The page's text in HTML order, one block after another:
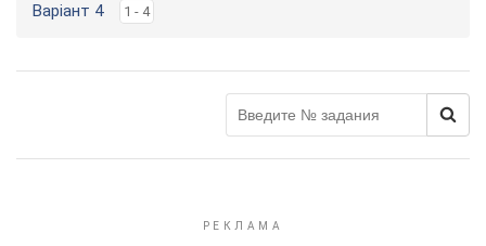
Варіант 4 1 - 4